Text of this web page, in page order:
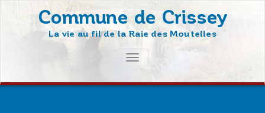
Commune de Crissey
La vie au fil de la Raie des Moutelles
AFFICHER/MASQUER
LA
NAVIGATION